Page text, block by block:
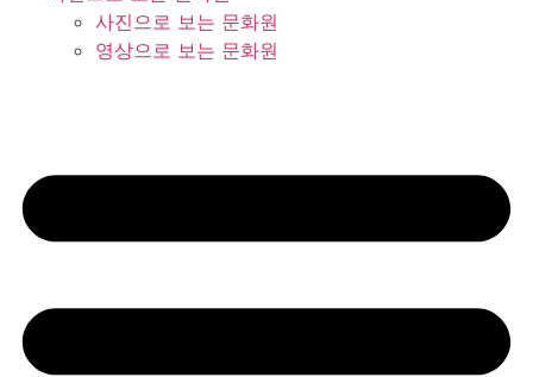
사진으로 보는 문화원
영상으로 보는 문화원